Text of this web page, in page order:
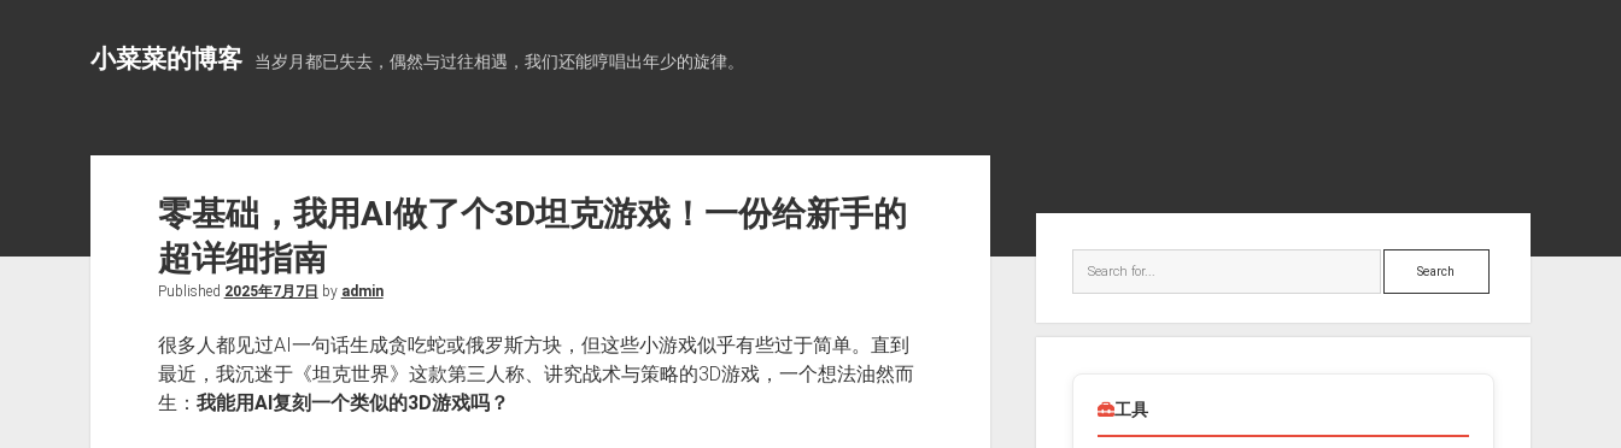
小菜菜的博客 当岁月都已失去，偶然与过往相遇，我们还能哼唱出年少的旋律。
零基础，我用AI做了个3D坦克游戏！一份给新手的
超详细指南
Published 2025年7月7日 by admin
很多人都见过AI一句话生成贪吃蛇或俄罗斯方块，但这些小游戏似乎有些过于简单。直到
最近，我沉迷于《坦克世界》这款第三人称、讲究战术与策略的3D游戏，一个想法油然而
生： 我能用AI复刻一个类似的3D游戏吗？
Search
工具